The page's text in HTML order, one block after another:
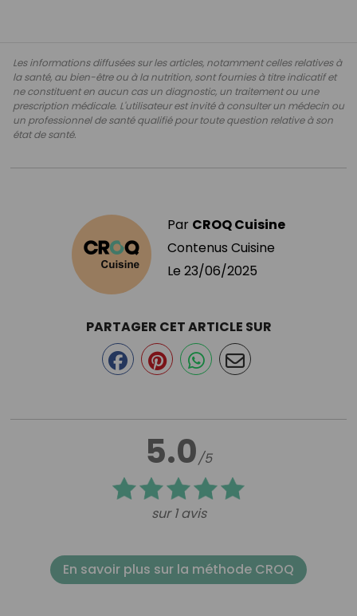
Les informations diffusées sur les articles, notamment celles relatives à
la santé, au bien-être ou à la nutrition, sont fournies à titre indicatif et
ne constituent en aucun cas un diagnostic, un traitement ou une
prescription médicale. L'utilisateur est invité à consulter un médecin ou
un professionnel de santé qualifié pour toute question relative à son
état de santé.
Par CROQ Cuisine
Contenus Cuisine
Le 23/06/2025
5.0/5
sur 1 avis
PARTAGER CET ARTICLE SUR
En savoir plus sur la méthode CROQ